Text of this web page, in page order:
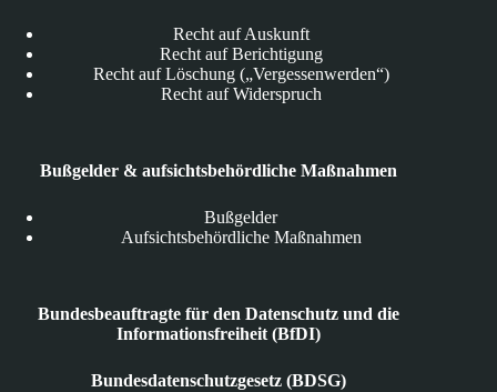
Recht auf Auskunft
Recht auf Berichtigung
Recht auf Löschung („Vergessenwerden“)
Recht auf Widerspruch
Bußgelder & aufsichtsbehördliche Maßnahmen
Bußgelder
Aufsichtsbehördliche Maßnahmen
Bundesbeauftragte für den Datenschutz und die
Informationsfreiheit (BfDI)
Bundesdatenschutzgesetz (BDSG)